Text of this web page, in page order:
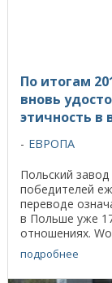
По итогам
вновь
этичность в
ЕВРОПА
Польский
победителей
переводе
в Польше уже
отношениях.
подробнее